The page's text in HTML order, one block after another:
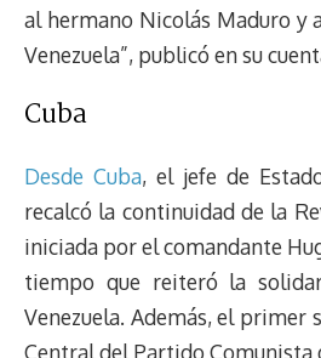
al hermano Nicolás Maduro y
Venezuela”, publicó en su
Cuba
Desde Cuba, el jefe de
recalcó la continuidad de la
iniciada por el comandante
tiempo que reiteró la
Venezuela. Además, el primer
Central del Partido Comunista